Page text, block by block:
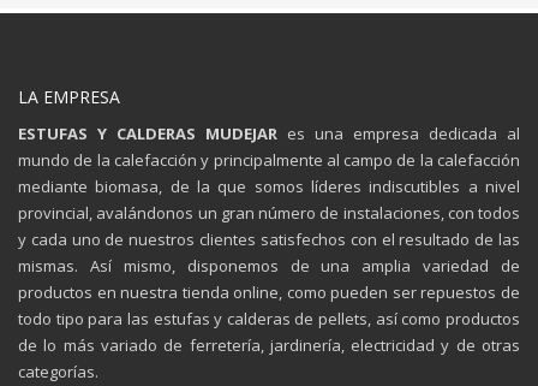
LA EMPRESA
ESTUFAS Y CALDERAS MUDEJAR es una empresa dedicada al
mundo de la calefacción y principalmente al campo de la calefacción
mediante biomasa, de la que somos líderes indiscutibles a nivel
provincial, avalándonos un gran número de instalaciones, con todos
y cada uno de nuestros clientes satisfechos con el resultado de las
mismas. Así mismo, disponemos de una amplia variedad de
productos en nuestra tienda online, como pueden ser repuestos de
todo tipo para las estufas y calderas de pellets, así como productos
de lo más variado de ferretería, jardinería, electricidad y de otras
categorías.